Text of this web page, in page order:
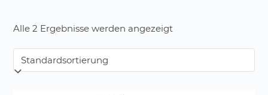
Alle 2 Ergebnisse werden angezeigt